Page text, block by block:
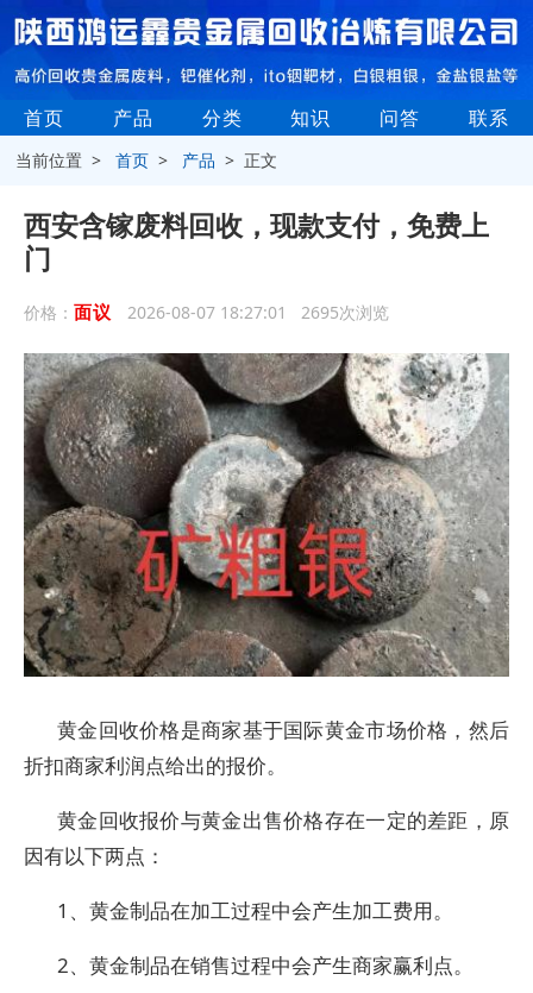
首页 产品 分类 知识 问答 联系
当前位置 >首页 > 产品 > 正文
西安含镓废料回收，现款支付，免费上
门
价格： 面议 2026-08-07 18:27:01 2695次浏览
黄金回收价格是商家基于国际黄金市场价格，然后
折扣商家利润点给出的报价。
黄金回收报价与黄金出售价格存在一定的差距，原
因有以下两点：
1、黄金制品在加工过程中会产生加工费用。
2、黄金制品在销售过程中会产生商家赢利点。